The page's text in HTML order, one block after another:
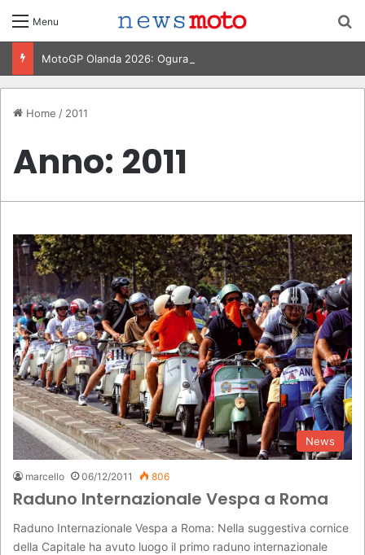
Menu
Home / 2011
Anno: 2011
News
marcello 06/12/2011 806
Raduno Internazionale Vespa a Roma
Raduno Internazionale Vespa a Roma: Nella suggestiva cornice
della Capitale ha avuto luogo il primo raduno internazionale